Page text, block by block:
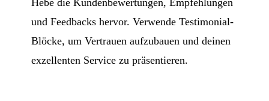
und Feedbacks hervor. Verwende Testimonial-
Blöcke, um Vertrauen aufzubauen und deinen
exzellenten Service zu präsentieren.